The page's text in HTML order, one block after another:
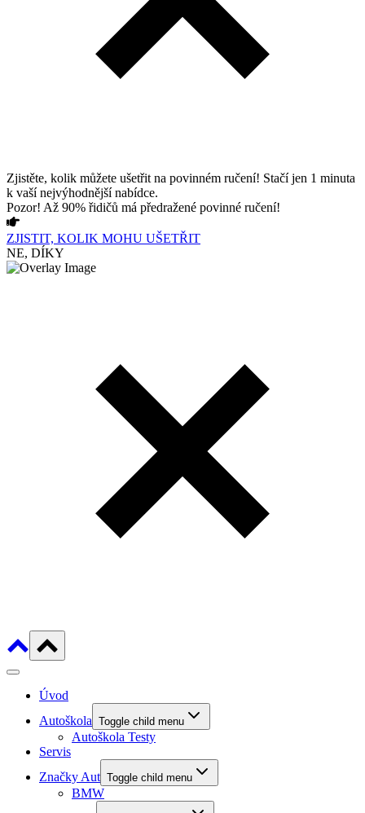
Zjistěte, kolik můžete ušetřit na povinném ručení! Stačí jen 1 minuta
k vaší nejvýhodnější nabídce.
Pozor! Až 90% řidičů má předražené povinné ručení!
ZJISTIT, KOLIK MOHU UŠETŘIT
NE, DÍKY
Úvod
Autoškola Toggle child menu
Autoškola Testy
Servis
Značky Aut Toggle child menu
BMW